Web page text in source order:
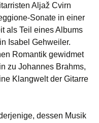
Aljaž Cvirn
Sonate in einer
als Teil eines Albums
Isabel Gehweiler.
Romantik gewidmet
zu Johannes Brahms,
Klangwelt der Gitarre
dessen Musik